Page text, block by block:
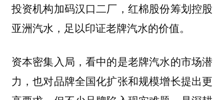
投资机构加码汉口二厂，红棉股份筹划控股
亚洲汽水，足以印证老牌汽水的价值。
资本密集入局，看中的是老牌汽水的市场潜
力，也对品牌全国化扩张和规模增长提出更